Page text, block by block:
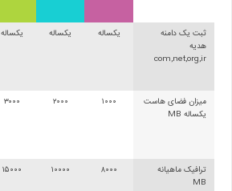
ثبت یک دامنه
هدیه
com,net,org,ir
میزان فضای هاست
یکساله MB
ترافیک ماهیانه
MB
یکساله
۱۰۰۰
۸۰۰۰
یکساله
۲۰۰۰
۱۰۰۰۰
یکساله
۳۰۰۰
۱۵۰۰۰